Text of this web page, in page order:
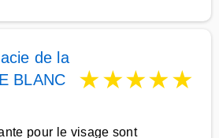
de la
BLANC
★★★★★
pour le visage sont